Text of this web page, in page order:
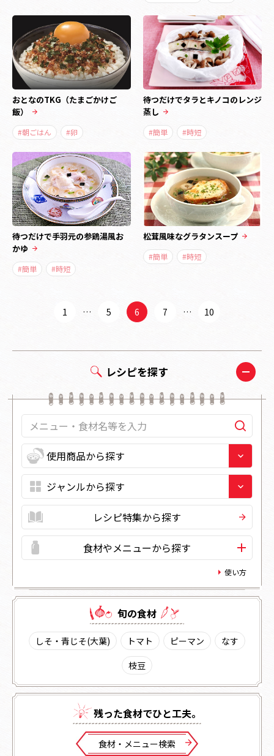
おとなのTKG（たまごかけご
飯）
#朝ごはん #卵
待つだけでタラとキノコのレンジ
蒸し
#簡単 #時短
待つだけで手羽元の参鶏湯風お
かゆ
#簡単 #時短
松茸風味なグラタンスープ
#簡単 #時短
1 … 5 6 7 … 10
レシピを探す
レシピ特集から探す
食材やメニューから探す
使い方
旬の⾷材
しそ・青じそ(大葉) トマト ピーマン
なす
枝豆
残った⾷材でひと⼯夫。
⾷材・メニュー検索